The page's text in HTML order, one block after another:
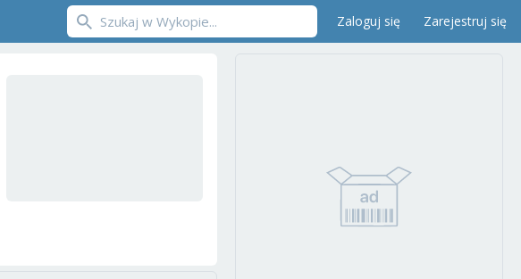
Zaloguj się Zarejestruj się